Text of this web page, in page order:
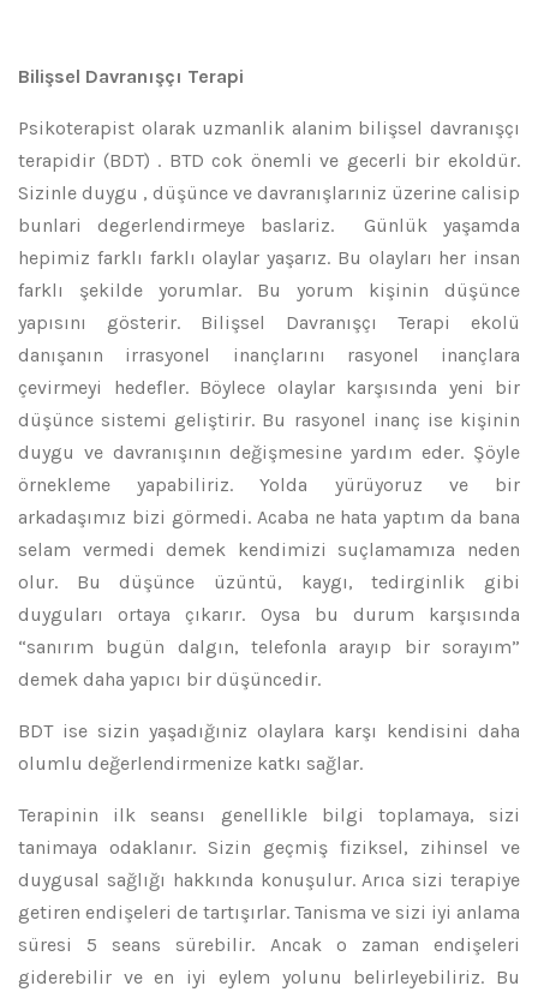
Bilişsel Davranışçı Terapi
Psikoterapist olarak uzmanlik alanim bilişsel davranışçı
terapidir (BDT) . BTD cok önemli ve gecerli bir ekoldür.
Sizinle duygu , düşünce ve davranışlarıniz üzerine calisip
bunlari degerlendirmeye baslariz. Günlük yaşamda
hepimiz farklı farklı olaylar yaşarız. Bu olayları her insan
farklı şekilde yorumlar. Bu yorum kişinin düşünce
yapısını gösterir. Bilişsel Davranışçı Terapi ekolü
danışanın irrasyonel inançlarını rasyonel inançlara
çevirmeyi hedefler. Böylece olaylar karşısında yeni bir
düşünce sistemi geliştirir. Bu rasyonel inanç ise kişinin
duygu ve davranışının değişmesine yardım eder. Şöyle
örnekleme yapabiliriz. Yolda yürüyoruz ve bir
arkadaşımız bizi görmedi. Acaba ne hata yaptım da bana
selam vermedi demek kendimizi suçlamamıza neden
olur. Bu düşünce üzüntü, kaygı, tedirginlik gibi
duyguları ortaya çıkarır. Oysa bu durum karşısında
“sanırım bugün dalgın, telefonla arayıp bir sorayım”
demek daha yapıcı bir düşüncedir.
BDT ise sizin yaşadığıniz olaylara karşı kendisini daha
olumlu değerlendirmenize katkı sağlar.
Terapinin ilk seansı genellikle bilgi toplamaya, sizi
tanimaya odaklanır. Sizin geçmiş fiziksel, zihinsel ve
duygusal sağlığı hakkında konuşulur. Arıca sizi terapiye
getiren endişeleri de tartışırlar. Tanisma ve sizi iyi anlama
süresi 5 seans sürebilir. Ancak o zaman endişeleri
giderebilir ve en iyi eylem yolunu belirleyebiliriz. Bu